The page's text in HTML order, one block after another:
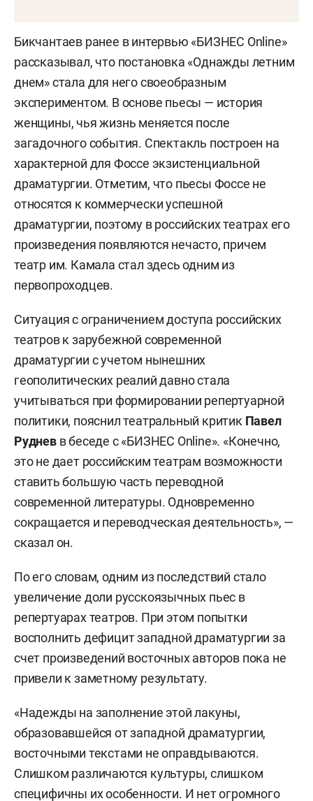
Бикчантаев ранее в интервью «БИЗНЕС Online»
рассказывал, что постановка «Однажды летним
днем» стала для него своеобразным
экспериментом. В основе пьесы — история
женщины, чья жизнь меняется после
загадочного события. Спектакль построен на
характерной для Фоссе экзистенциальной
драматургии. Отметим, что пьесы Фоссе не
относятся к коммерчески успешной
драматургии, поэтому в российских театрах его
произведения появляются нечасто, причем
театр им. Камала стал здесь одним из
первопроходцев.
Ситуация с ограничением доступа российских
театров к зарубежной современной
драматургии с учетом нынешних
геополитических реалий давно стала
учитываться при формировании репертуарной
политики, пояснил театральный критик Павел
Руднев в беседе с «БИЗНЕС Online». «Конечно,
это не дает российским театрам возможности
ставить большую часть переводной
современной литературы. Одновременно
сокращается и переводческая деятельность», —
сказал он.
По его словам, одним из последствий стало
увеличение доли русскоязычных пьес в
репертуарах театров. При этом попытки
восполнить дефицит западной драматургии за
счет произведений восточных авторов пока не
привели к заметному результату.
«Надежды на заполнение этой лакуны,
образовавшейся от западной драматургии,
восточными текстами не оправдываются.
Слишком различаются культуры, слишком
специфичны их особенности. И нет огромного